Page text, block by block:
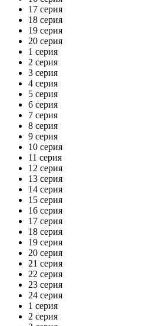
17 серия
18 серия
19 серия
20 серия
1 серия
2 серия
3 серия
4 серия
5 серия
6 серия
7 серия
8 серия
9 серия
10 серия
11 серия
12 серия
13 серия
14 серия
15 серия
16 серия
17 серия
18 серия
19 серия
20 серия
21 серия
22 серия
23 серия
24 серия
1 серия
2 серия